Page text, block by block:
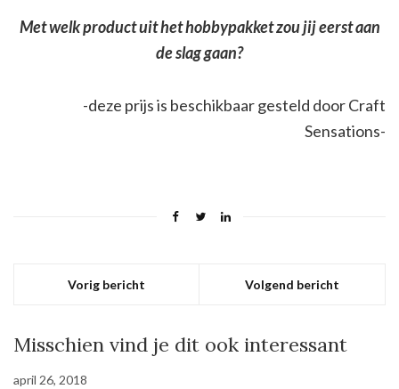
Met welk product uit het hobbypakket zou jij eerst aan
de slag gaan?
-deze prijs is beschikbaar gesteld door Craft
Sensations-
Vorig bericht Volgend bericht
Misschien vind je dit ook interessant
april 26, 2018